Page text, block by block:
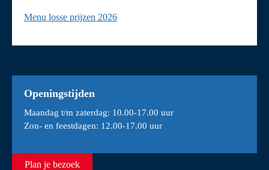
Menu losse prijzen 2026
Openingstijden
Maandag t/m zaterdag: 10.00-17.00 uur
Zon- en feestdagen: 12.00-17.00 uur
Plan je bezoek